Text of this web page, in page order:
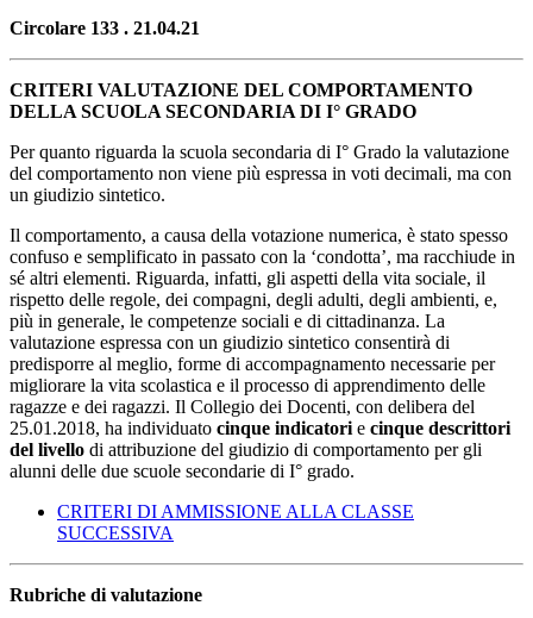
Circolare 133 . 21.04.21
CRITERI VALUTAZIONE DEL COMPORTAMENTO
DELLA SCUOLA SECONDARIA DI I° GRADO
Per quanto riguarda la scuola secondaria di I° Grado la valutazione
del comportamento non viene più espressa in voti decimali, ma con
un giudizio sintetico.
Il comportamento, a causa della votazione numerica, è stato spesso
confuso e semplificato in passato con la ‘condotta’, ma racchiude in
sé altri elementi. Riguarda, infatti, gli aspetti della vita sociale, il
rispetto delle regole, dei compagni, degli adulti, degli ambienti, e,
più in generale, le competenze sociali e di cittadinanza. La
valutazione espressa con un giudizio sintetico consentirà di
predisporre al meglio, forme di accompagnamento necessarie per
migliorare la vita scolastica e il processo di apprendimento delle
ragazze e dei ragazzi. Il Collegio dei Docenti, con delibera del
25.01.2018, ha individuato cinque indicatori e cinque descrittori
del livello di attribuzione del giudizio di comportamento per gli
alunni delle due scuole secondarie di I° grado.
CRITERI DI AMMISSIONE ALLA CLASSE
SUCCESSIVA
Rubriche di valutazione